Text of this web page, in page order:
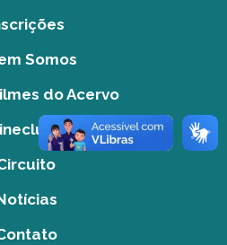
Somos
do Acervo